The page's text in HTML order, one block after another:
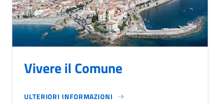
Vivere il Comune
ULTERIORI INFORMAZIONI